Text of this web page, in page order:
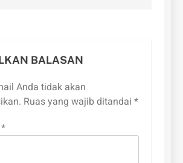
BALASAN
Anda tidak akan
Ruas yang wajib ditandai *
*